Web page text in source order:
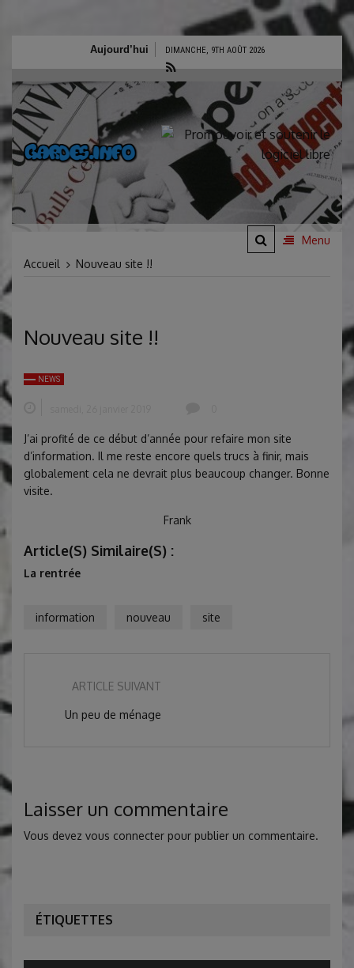
Aujourd’hui DIMANCHE, 9TH AOÛT 2026
Gardes.Info
Site d'infos de Frank
Gardes
Menu
Accueil
Nouveau site !!
Nouveau site !!
NEWS
J’ai profité de ce début d’année pour refaire mon site
d’information. Il me reste encore quels trucs à finir, mais
globalement cela ne devrait plus beaucoup changer. Bonne
visite.
Frank
Article(s) Similaire(s) :
La rentrée
information nouveau site
ARTICLE SUIVANT
Un peu de ménage
Laisser un commentaire
Vous devez vous connecter pour publier un commentaire.
ÉTIQUETTES